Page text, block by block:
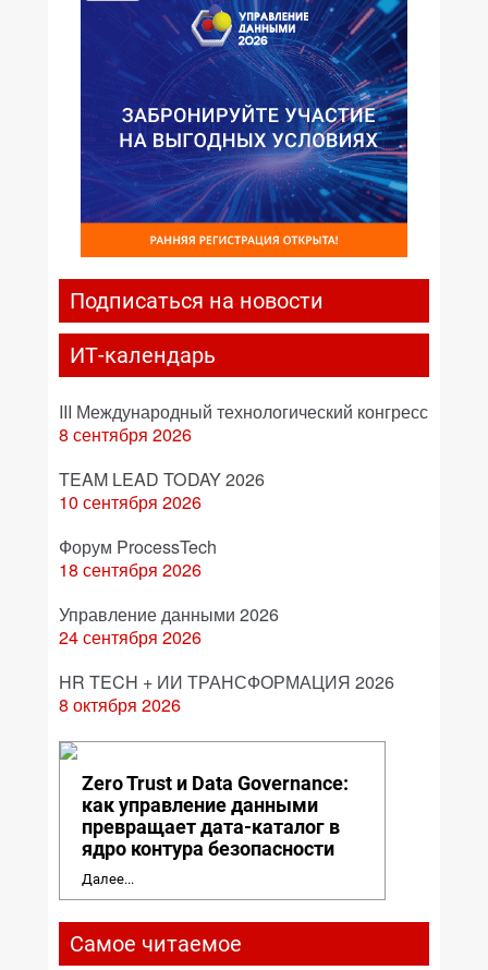
Подписаться на новости
ИТ-календарь
III Международный технологический конгресс
8 сентября 2026
TEAM LEAD TODAY 2026
10 сентября 2026
Форум ProcessTech
18 сентября 2026
Управление данными 2026
24 сентября 2026
HR TECH + ИИ ТРАНСФОРМАЦИЯ 2026
8 октября 2026
Zero Trust и Data Governance:
как управление данными
превращает дата-каталог в
ядро контура безопасности
Далее...
Самое читаемое